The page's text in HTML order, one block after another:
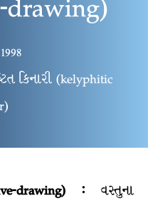
કિનારી (kelyphitic
drawing) : વસ્તુના